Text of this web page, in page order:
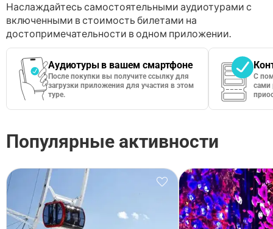
Наслаждайтесь самостоятельными аудиотурами с
включенными в стоимость билетами на
достопримечательности в одном приложении.
Аудиотуры в вашем смартфоне
После покупки вы получите ссылку для
загрузки приложения для участия в этом
туре.
С
сами
Популярные активности